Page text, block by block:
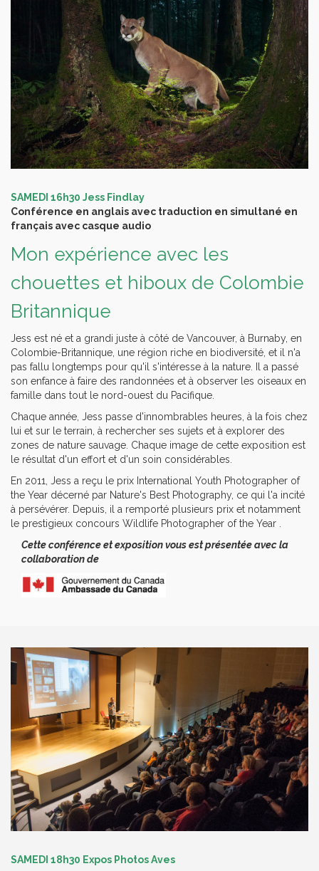
SAMEDI 16h30 Jess Findlay
Conférence en anglais avec traduction en simultané en
français avec casque audio
Mon expérience avec les
chouettes et hiboux de Colombie
Britannique
Jess est né et a grandi juste à côté de Vancouver, à Burnaby, en
Colombie-Britannique, une région riche en biodiversité, et il n'a
pas fallu longtemps pour qu'il s'intéresse à la nature. Il a passé
son enfance à faire des randonnées et à observer les oiseaux en
famille dans tout le nord-ouest du Pacifique.
Chaque année, Jess passe d'innombrables heures, à la fois chez
lui et sur le terrain, à rechercher ses sujets et à explorer des
zones de nature sauvage. Chaque image de cette exposition est
le résultat d'un effort et d'un soin considérables.
En 2011, Jess a reçu le prix International Youth Photographer of
the Year décerné par Nature's Best Photography, ce qui l'a incité
à persévérer. Depuis, il a remporté plusieurs prix et notamment
le prestigieux concours Wildlife Photographer of the Year .
Cette conférence et exposition vous est présentée avec la
collaboration de
SAMEDI 18h30 Expos Photos Aves